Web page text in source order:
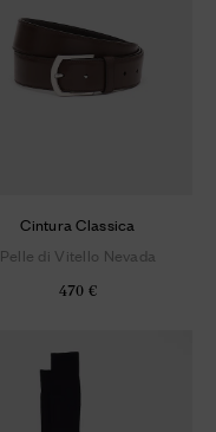
Cintura Classica
Pelle di Vitello Nevada
470 €